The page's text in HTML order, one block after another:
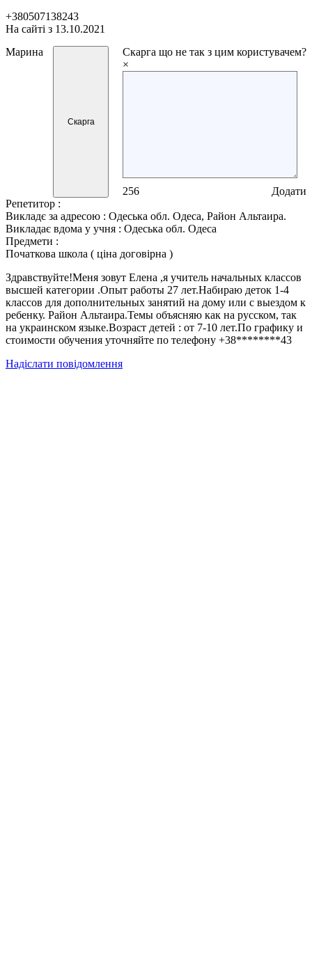
+380507138243
На сайті з 13.10.2021
Марина
Скарга
Скарга що не так з цим користувачем?
×
256
Додати
Репетитор :
Викладє за адресою : Одеська обл. Одеса, Район Альтаира.
Викладає вдома у учня : Одеська обл. Одеса
Предмети :
Початкова школа ( ціна договірна )
Здравствуйте!Меня зовут Елена ,я учитель начальных классов
высшей категории .Опыт работы 27 лет.Набираю деток 1-4
классов для дополнительных занятий на дому или с выездом к
ребенку. Район Альтаира.Темы объясняю как на русском, так
на украинском языке.Возраст детей : от 7-10 лет.По графику и
стоимости обучения уточняйте по телефону +38********43
Надіслати повідомлення